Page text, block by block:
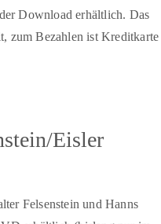
Download erhältlich. Das
zum Bezahlen ist Kreditkarte
Eisler
Felsenstein und Hanns